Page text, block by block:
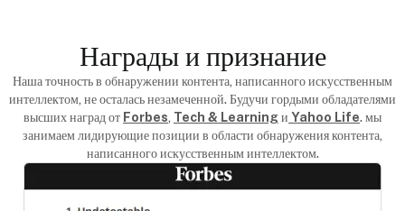
Награды и признание
Наша точность в обнаружении контента, написанного искусственным
интеллектом, не осталась незамеченной. Будучи гордыми обладателями
высших наград от Forbes, Tech & Learning и Yahoo Life. мы
занимаем лидирующие позиции в области обнаружения контента,
написанного искусственным интеллектом.